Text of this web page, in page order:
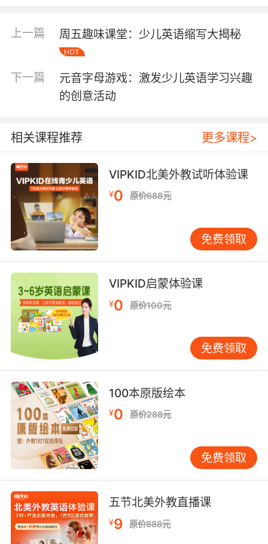
在时或一般将来时。例如，“She will call you
before she leaves.”（她离开之前会给你打电
话。）这里的“leaves”是动词原形，表示“离开”这
一动作尚未发生。通过反复练习，孩子可以逐渐
掌握这种用法，并在实际交流中灵活运用。 三、
“before”后接动名词的情况 在某些情况下，
式）。这种情况通常出现在表示“在……之前做某
事”时，强调动作的持续性或习惯性。例如，“He
always checks his email before starting
work.”（他在开始工作之前总是检查邮件。）这
里的“starting”是动名词，表示“开始工作”这一动
作尚未发生，但强调的是习惯性行为。理解这种
用法，能够帮助孩子更准确地表达日常生活中的
习惯和规律。 此外，“before”后接动名词时，通
practiced the piano before going to bed.”（她
睡觉之前练习了钢琴。）这里的“going”是动名
词，表示“睡觉”这一动作尚未发生。通过多读多
练，孩子可以逐渐熟悉这种用法，并在写作和口
语中自然运用。 四、“before”后接过去式的情况
在某些情况下，“before”后需要接动词的过去
过某事”时，强调动作的完成性。例如，“He had
finished his homework before he went out.”
（他出去之前已经完成了作业。）这里的“went”
是动词的过去式，表示“出去”这一动作已经发
生。理解这种用法，能够帮助孩子更准确地表达
过去事件的顺序和逻辑关系。 需要注意的是，
一般过去时。例如，“She had already left
before I arrived.”（我到达之前她已经离开
了。）这里的“left”是动词的过去式，表示“离开”
这一动作已经发生。通过反复练习，孩子可以逐
上一篇 周五趣味课堂：少儿英语缩写大揭秘
HOT
下一篇
元音字母游戏：激发少儿英语学习兴趣
的创意活动
相关课程推荐 更多课程>
VIPKID北美外教试听体验课
¥0 原价688元
免费领取
VIPKID启蒙体验课
¥0 原价100元
免费领取
100本原版绘本
¥0 原价288元
免费领取
五节北美外教直播课
¥9 原价888元